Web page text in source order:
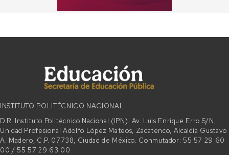
INSTITUTO POLITÉCNICO NACIONAL
D.R. Instituto Politécnico Nacional (IPN). Av. Luis Enrique Erro S/N,
Unidad Profesional Adolfo López Mateos, Zacatenco, Alcaldía Gustavo
A. Madero, C.P. 07738, Ciudad de México. Conmutador: 55 57 29 60
00 / 55 57 29 63 00.